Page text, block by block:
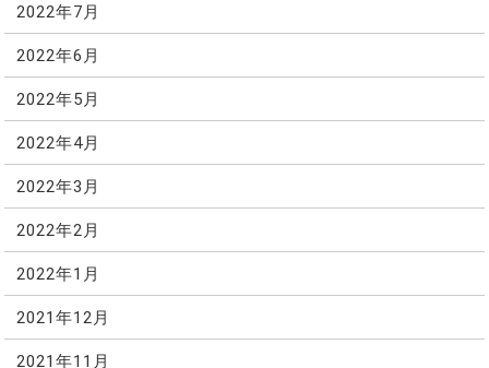
2022年7月
2022年6月
2022年5月
2022年4月
2022年3月
2022年2月
2022年1月
2021年12月
2021年11月